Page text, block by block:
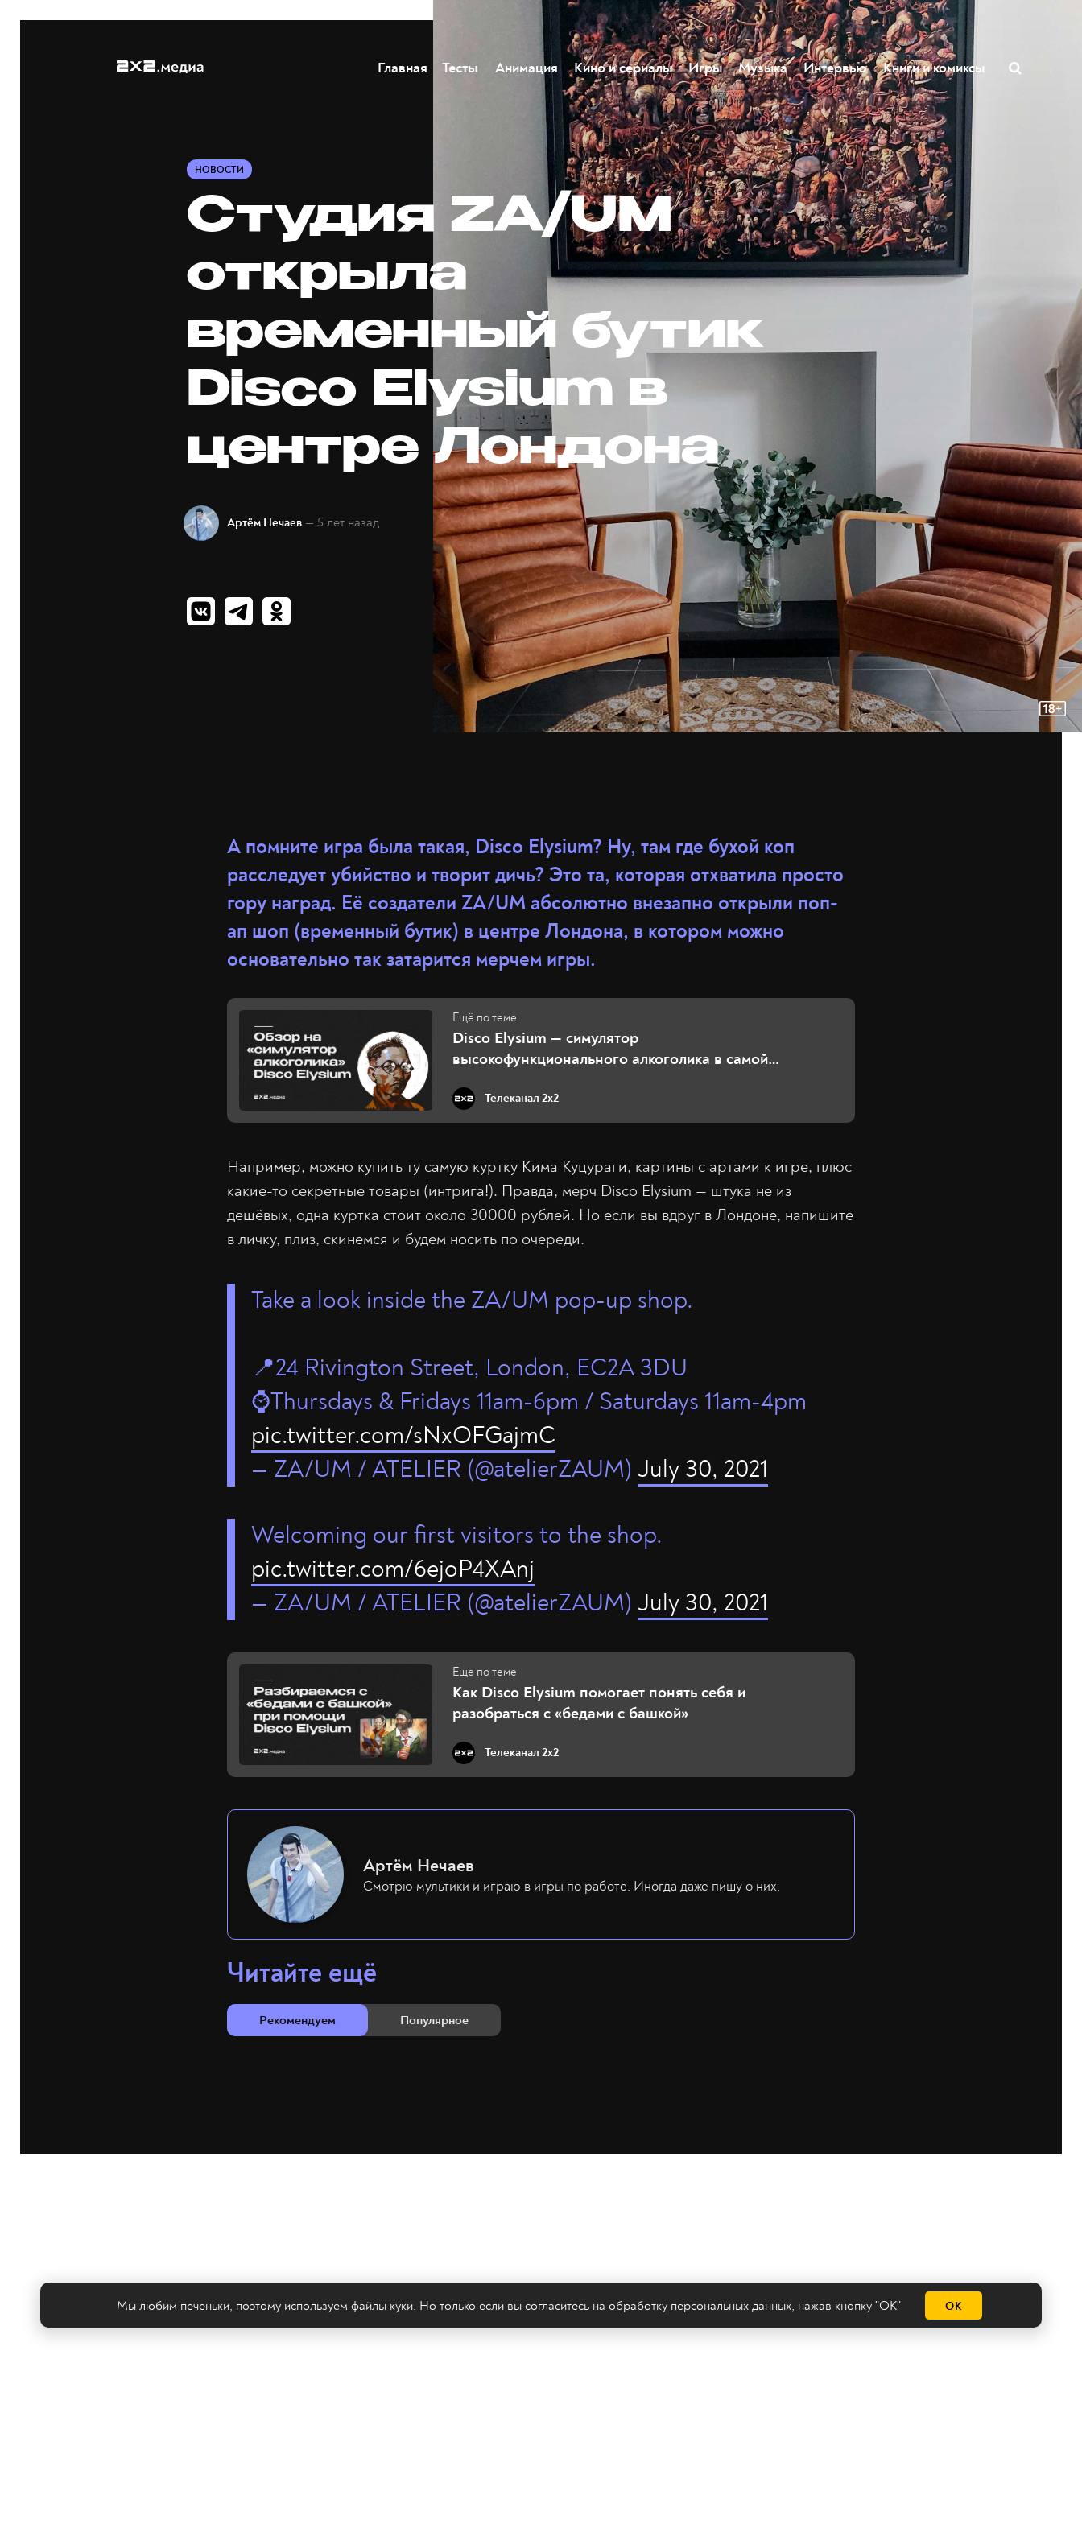
Главная Тесты Анимация Кино и сериалы Игры Музыка Интервью Книги и комиксы
НОВОСТИ
Студия ZA/UM
открыла
временный бутик
Disco Elysium в
центре Лондона
Артём Нечаев — 5 лет назад
А помните игра была такая, Disco Elysium? Ну, там где бухой коп
расследует убийство и творит дичь? Это та, которая отхватила просто
гору наград. Её создатели ZA/UM абсолютно внезапно открыли поп-
ап шоп (временный бутик) в центре Лондона, в котором можно
основательно так затарится мерчем игры.
Disco Elysium — симулятор
высокофункционального алкоголика в самой
Телеканал 2x2
Например, можно купить ту самую куртку Кима Куцураги, картины с артами к игре, плюс
какие-то секретные товары (интрига!). Правда, мерч Disco Elysium — штука не из
дешёвых, одна куртка стоит около 30000 рублей. Но если вы вдруг в Лондоне, напишите
в личку, плиз, скинемся и будем носить по очереди.
Take a look inside the ZA/UM pop-up shop.
📍24 Rivington Street, London, EC2A 3DU
⌚️Thursdays & Fridays 11am-6pm / Saturdays 11am-4pm
pic.twitter.com/sNxOFGajmC
— ZA/UM / ATELIER (@atelierZAUM) July 30, 2021
Welcoming our first visitors to the shop.
pic.twitter.com/6ejoP4XAnj
— ZA/UM / ATELIER (@atelierZAUM) July 30, 2021
Как Disco Elysium помогает понять себя и
разобраться с «бедами с башкой»
Телеканал 2x2
Артём Нечаев
Смотрю мультики и играю в игры по работе. Иногда даже пишу о них.
Читайте ещё
Рекомендуем Популярное
Мы любим печеньки, поэтому используем файлы куки. Но только если вы согласитесь на обработку персональных данных, нажав кнопку "ОК" ОК